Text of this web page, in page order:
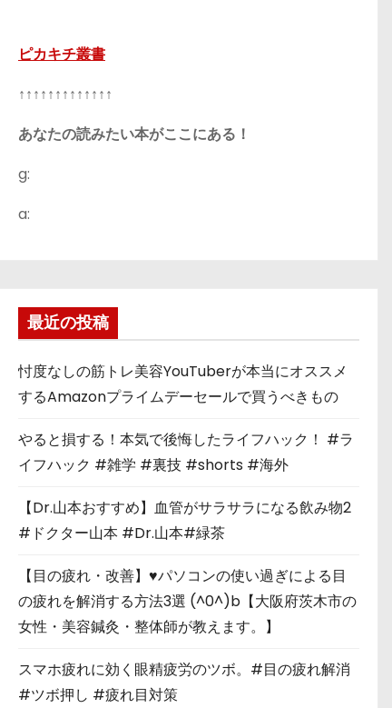
ピカキチ叢書
↑↑↑↑↑↑↑↑↑↑↑↑↑
あなたの読みたい本がここにある！
g:
a:
最近の投稿
忖度なしの筋トレ美容YouTuberが本当にオススメ
するAmazonプライムデーセールで買うべきもの
やると損する！本気で後悔したライフハック！ #ラ
イフハック #雑学 #裏技 #shorts #海外
【Dr.山本おすすめ】血管がサラサラになる飲み物2
#ドクター山本 #Dr.山本#緑茶
【目の疲れ・改善】♥パソコンの使い過ぎによる目
の疲れを解消する方法3選 (^0^)b【大阪府茨木市の
女性・美容鍼灸・整体師が教えます。】
スマホ疲れに効く眼精疲労のツボ。#目の疲れ解消
#ツボ押し #疲れ目対策